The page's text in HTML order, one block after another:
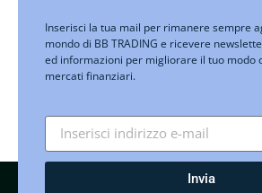
Inserisci la tua mail per rimanere sempre
mondo di BB TRADING e ricevere
ed informazioni per migliorare il tuo modo
mercati finanziari.
Invia